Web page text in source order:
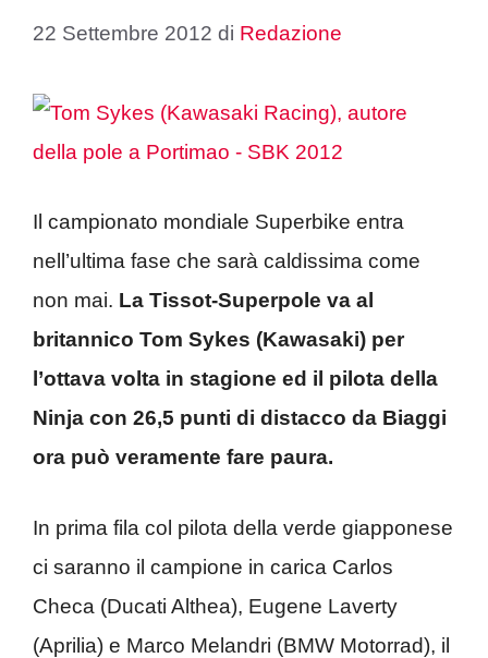
22 Settembre 2012 di Redazione
Il campionato mondiale Superbike entra
nell’ultima fase che sarà caldissima come
non mai. La Tissot-Superpole va al
britannico Tom Sykes (Kawasaki) per
l’ottava volta in stagione ed il pilota della
Ninja con 26,5 punti di distacco da Biaggi
ora può veramente fare paura.
In prima fila col pilota della verde giapponese
ci saranno il campione in carica Carlos
Checa (Ducati Althea), Eugene Laverty
(Aprilia) e Marco Melandri (BMW Motorrad), il